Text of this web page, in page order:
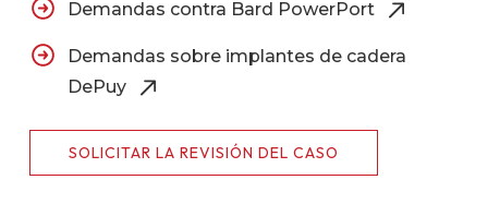
Demandas contra Bard PowerPort
Demandas sobre implantes de cadera
DePuy
SOLICITAR LA REVISIÓN DEL CASO